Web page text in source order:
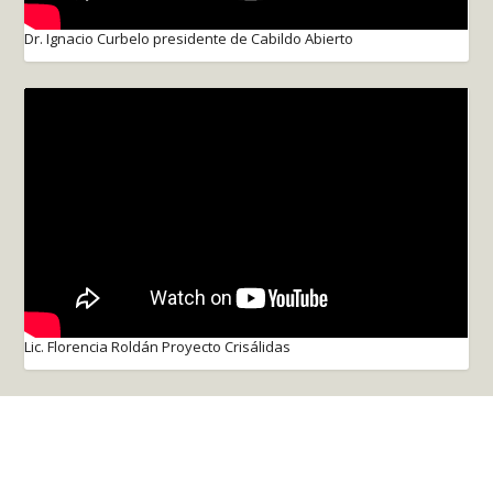
Dr. Ignacio Curbelo presidente de Cabildo Abierto
Lic. Florencia Roldán Proyecto Crisálidas